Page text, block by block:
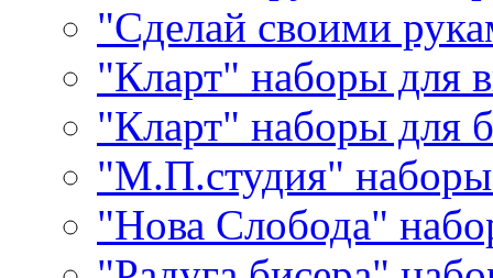
"Сделай своими
"Кларт" наборы для
"Кларт" наборы для
"М.П.студия"
"Нова Слобода"